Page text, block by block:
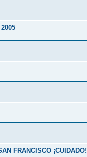
FRANCISCO ¡CUIDADO!